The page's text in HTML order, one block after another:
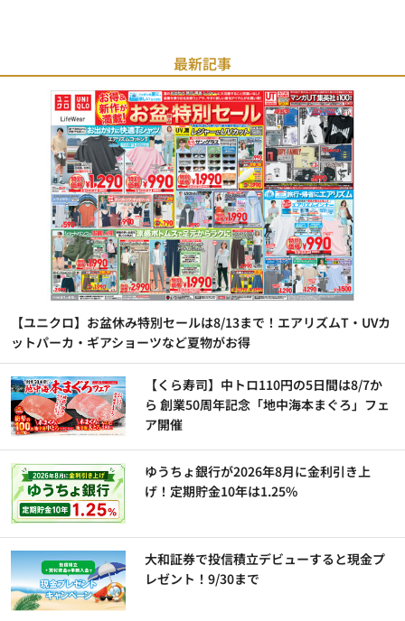
最新記事
【ユニクロ】お盆休み特別セールは8/13まで！エアリズムT・UVカ
ットパーカ・ギアショーツなど夏物がお得
【くら寿司】中トロ110円の5日間は8/7か
ら 創業50周年記念「地中海本まぐろ」フェ
ア開催
ゆうちょ銀行が2026年8月に金利引き上
げ！定期貯金10年は1.25%
大和証券で投信積立デビューすると現金プ
レゼント！9/30まで